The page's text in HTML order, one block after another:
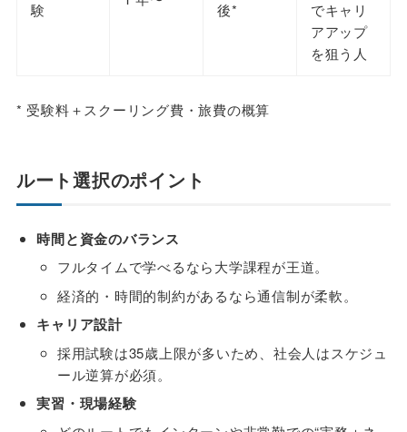
験
後*
でキャリ
アアップ
を狙う人
* 受験料＋スクーリング費・旅費の概算
ルート選択のポイント
時間と資金のバランス
フルタイムで学べるなら大学課程が王道。
経済的・時間的制約があるなら通信制が柔軟。
キャリア設計
採用試験は35歳上限が多いため、社会人はスケジュ
ール逆算が必須。
実習・現場経験